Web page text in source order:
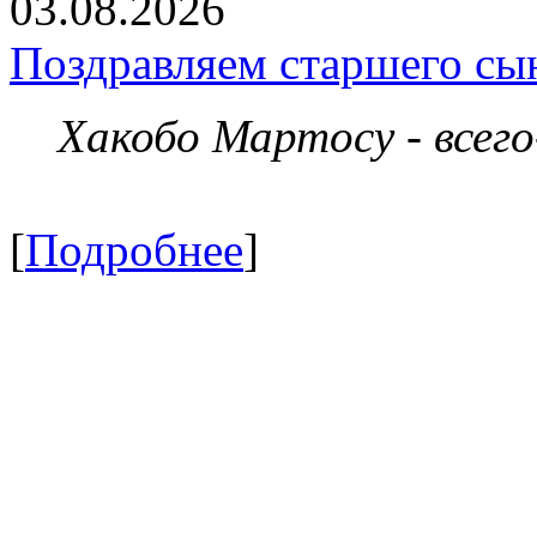
Поздравляем старшего
Хакобо Мартосу -
[Подробнее]